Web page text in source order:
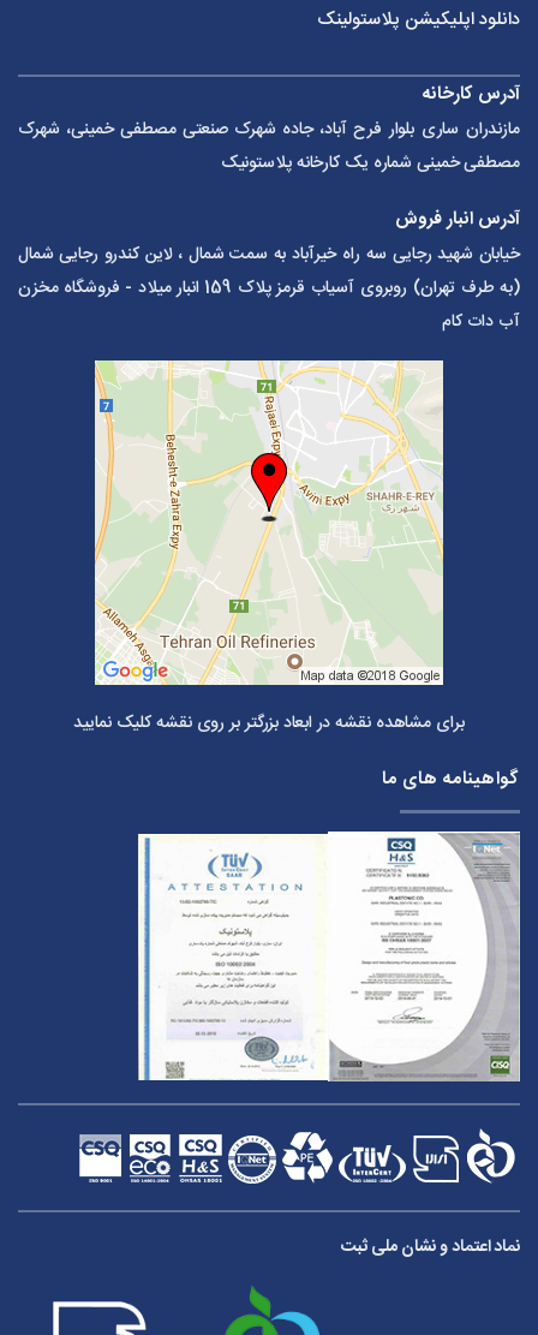
دانلود اپلیکیشن پلاستولینک
آدرس کارخانه
مازندران ساری بلوار فرح آباد، جاده شهرک صنعتی مصطفی خمینی، شهرک
مصطفی خمینی شماره یک کارخانه پلاستونیک
آدرس انبار فروش
خیابان شهید رجایی سه راه خیرآباد به سمت شمال ، لاین کندرو رجایی شمال
(به طرف تهران) روبروی آسیاب قرمز پلاک 159 انبار میلاد - فروشگاه مخزن
آب دات کام
برای مشاهده نقشه در ابعاد بزرگتر بر روی نقشه کلیک نمایید
گواهینامه های ما
نماد اعتماد و نشان ملی ثبت